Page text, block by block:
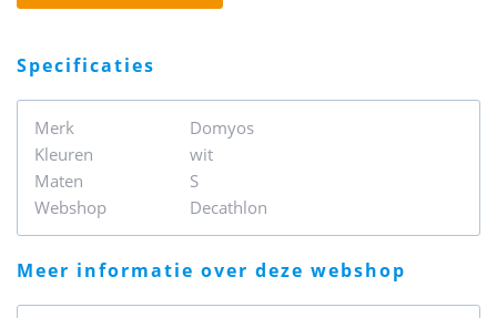
specificaties
Merk
Domyos
Kleuren
wit
Maten
S
Webshop
Decathlon
meer informatie over deze webshop